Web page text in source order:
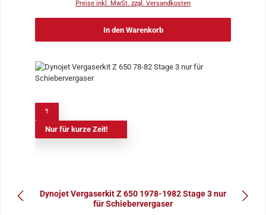
Preise inkl. MwSt. zzgl. Versandkosten
In den Warenkorb
Nur für kurze Zeit!
Dynojet Vergaserkit Z 650 1978-1982 Stage 3 nur
für Schiebervergaser